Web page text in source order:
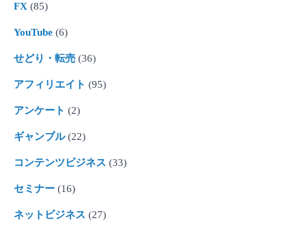
FX (85)
YouTube (6)
せどり・転売 (36)
アフィリエイト (95)
アンケート (2)
ギャンブル(22)
コンテンツビジネス (33)
セミナー (16)
ネットビジネス (27)